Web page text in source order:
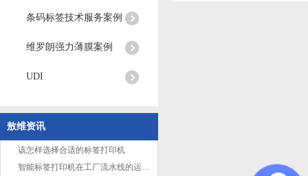
条码标签技术服务案例
维罗朗强力薄膜案例
UDI
敖维资讯
该怎样选择合适的标签打印机
智能标签打印机在工厂流水线的运用优势